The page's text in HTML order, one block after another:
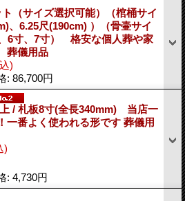
（サイズ選択可能）（棺桶サイ
、6.25尺(190cm) ）（骨壷サイ
6寸、7寸） 格安な個人葬や家
葬儀用品
)
: 86,700円
/ 札板8寸(全長340mm) 当店一
一番よく使われる形です 葬儀用
)
: 4,730円